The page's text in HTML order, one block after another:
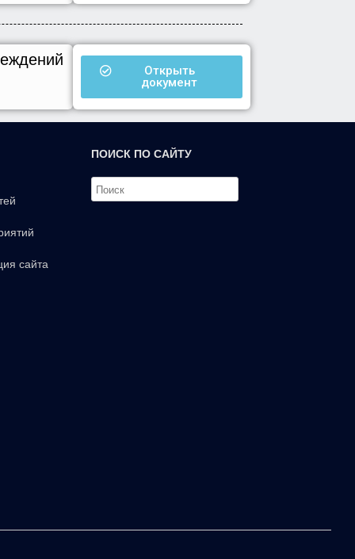
Открыть
документ
сайта
ПОИСК ПО САЙТУ